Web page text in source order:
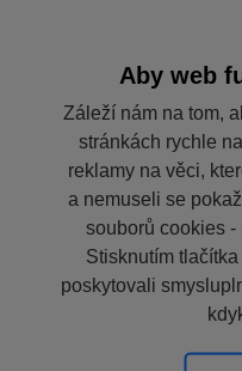
Aby web
Záleží nám na tom,
stránkách rychle
reklamy na věci,
a nemuseli se
souborů cookies
Stisknutím
poskytovali